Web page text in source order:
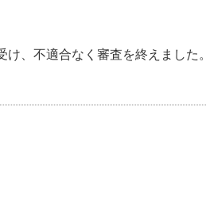
、不適合なく審査を終えました。